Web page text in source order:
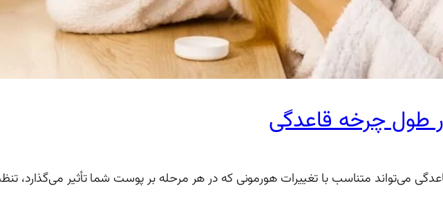
طول چرخه قاعدگی
می‌تواند متناسب با تغییرات هورمونی که در هر مرحله بر پوست شما تأثیر می‌گذارد،